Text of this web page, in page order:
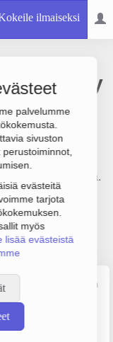
ilmaiseksi
palvelumme
sivuston
evästeitä
tarjota
myös
lisää evästeistä
Saha Oy
756 000 €, tulos
on Puun
ja sijainti Kouvola.
YTJ, PRH, Traficom